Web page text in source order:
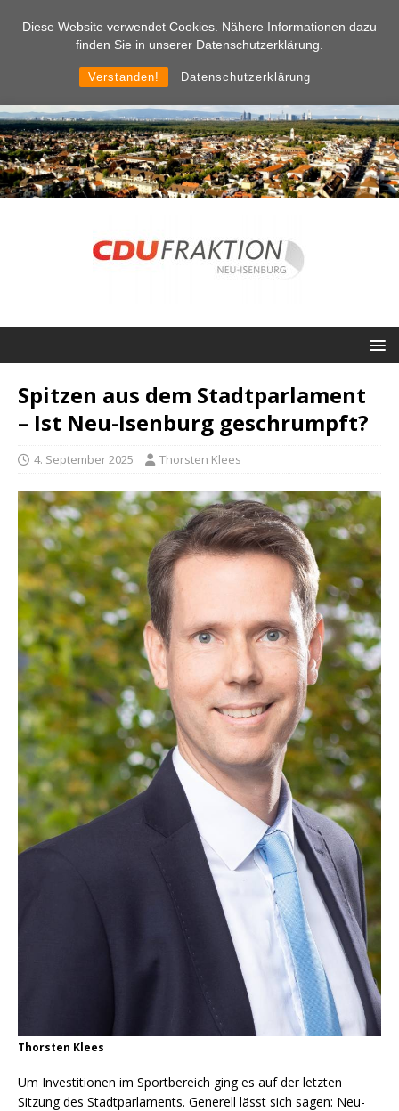
Diese Website verwendet Cookies. Nähere Informationen dazu
finden Sie in unserer Datenschutzerklärung.
Verstanden! Datenschutzerklärung
Spitzen aus dem Stadtparlament
– Ist Neu-Isenburg geschrumpft?
4. September 2025 Thorsten Klees
Thorsten Klees
Um Investitionen im Sportbereich ging es auf der letzten
Sitzung des Stadtparlaments. Generell lässt sich sagen: Neu-